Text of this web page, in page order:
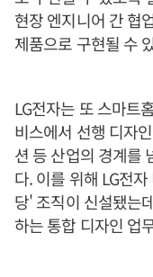
현장 엔지니어 간 협
제품으로 구현될 수
LG전자는 또 스마트
비스에서 선행 디자
션 등 산업의 경계를
다. 이를 위해 LG전
당' 조직이 신설됐는
하는 통합 디자인 업